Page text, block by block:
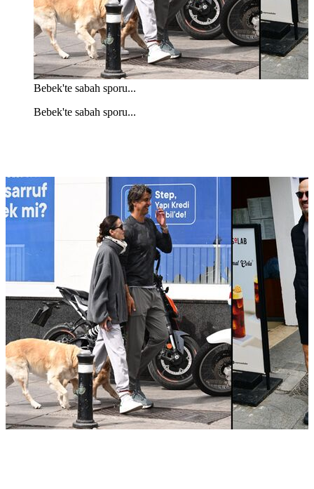
Bebek'te sabah sporu...
Bebek'te sabah sporu...